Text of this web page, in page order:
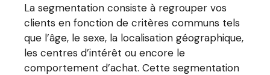
La segmentation consiste à regrouper vos
clients en fonction de critères communs tels
que l’âge, le sexe, la localisation géographique,
les centres d’intérêt ou encore le
comportement d’achat. Cette segmentation